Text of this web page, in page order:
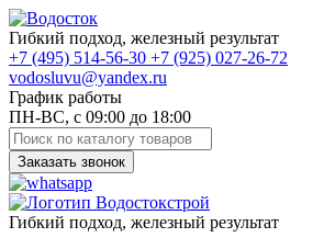
Гибкий подход, железный результат
+7 (495) 514-56-30 +7 (925) 027-26-72
vodosluvu@yandex.ru
График работы
ПН-ВС, с 09:00 до 18:00
Заказать звонок
Гибкий подход, железный результат